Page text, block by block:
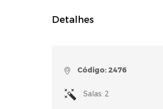
Detalhes
Código: 2476
Salas: 2